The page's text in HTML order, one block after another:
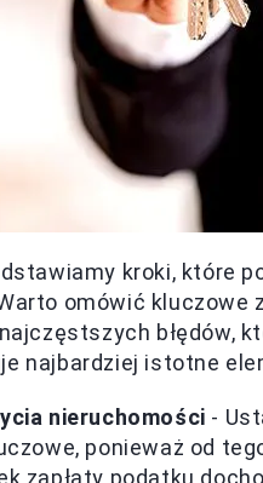
kroki, które
omówić
błędów,
najbardziej istotne
nieruchomości -
ponieważ od
zapłaty podatku